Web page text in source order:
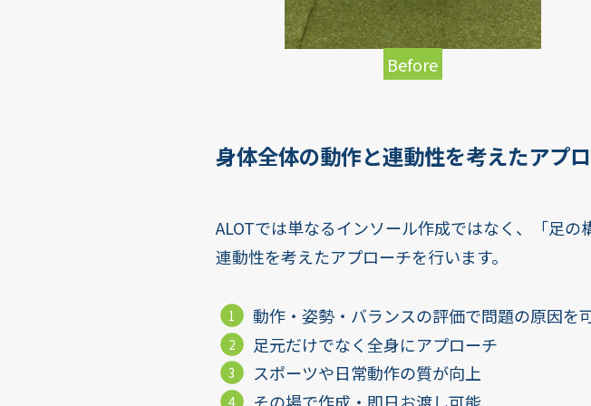
Before
身体全体の動作と連動性を考えたアプ
ALOTでは単なるインソール作成ではなく、「足
連動性を考えたアプローチを行います。
動作・姿勢・バランスの評価で問題の原因を
足元だけでなく全身にアプローチ
スポーツや日常動作の質が向上
その場で作成・即日お渡し可能